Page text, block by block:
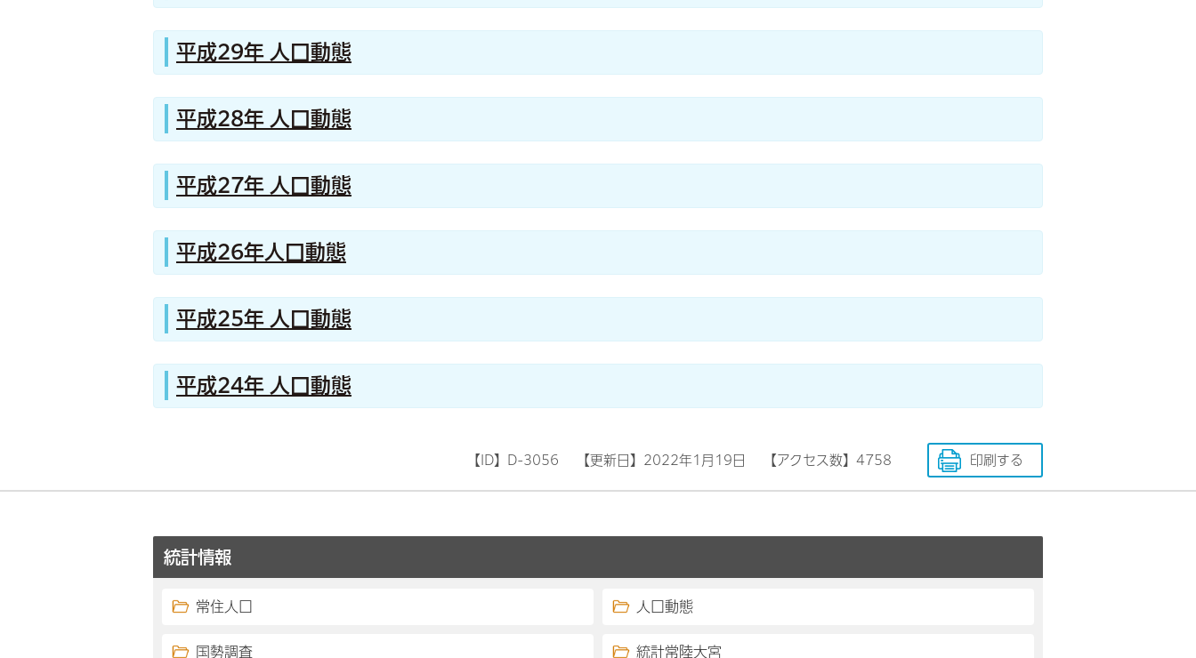
平成29年 人口動態
平成28年 人口動態
平成27年 人口動態
平成26年人口動態
平成25年 人口動態
平成24年 人口動態
【ID】 D-3056 【更新日】 2022年1月19日 【アクセス数】 4758 印刷する
統計情報
常住人口 人口動態
国勢調査 統計常陸大宮